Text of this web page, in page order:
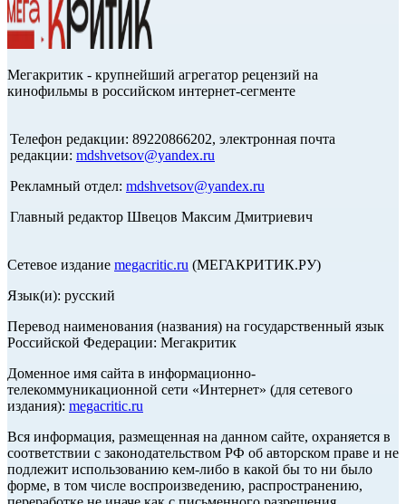
Мегакритик - крупнейший агрегатор рецензий на
кинофильмы в российском интернет-сегменте
Телефон редакции: 89220866202, электронная почта
редакции: mdshvetsov@yandex.ru
Рекламный отдел: mdshvetsov@yandex.ru
Главный редактор Швецов Максим Дмитриевич
Сетевое издание megacritic.ru (МЕГАКРИТИК.РУ)
Язык(и): русский
Перевод наименования (названия) на государственный язык
Российской Федерации: Мегакритик
Доменное имя сайта в информационно-
телекоммуникационной сети «Интернет» (для сетевого
издания): megacritic.ru
Вся информация, размещенная на данном сайте, охраняется в
соответствии с законодательством РФ об авторском праве и не
подлежит использованию кем-либо в какой бы то ни было
форме, в том числе воспроизведению, распространению,